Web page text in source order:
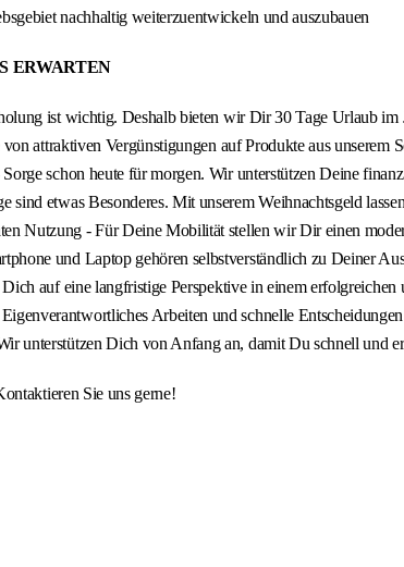
nachhaltig weiterzuentwickeln und auszubauen
ERWARTEN
ist wichtig. Deshalb bieten wir Dir 30 Tage Urlaub im
attraktiven Vergünstigungen auf Produkte aus unserem
schon heute für morgen. Wir unterstützen Deine
sind etwas Besonderes. Mit unserem Weihnachtsgeld
Nutzung - Für Deine Mobilität stellen wir Dir einen
und Laptop gehören selbstverständlich zu Deiner
auf eine langfristige Perspektive in einem erfolgreichen
Arbeiten und schnelle
unterstützen Dich von Anfang an, damit Du schnell und
Sie uns gerne!